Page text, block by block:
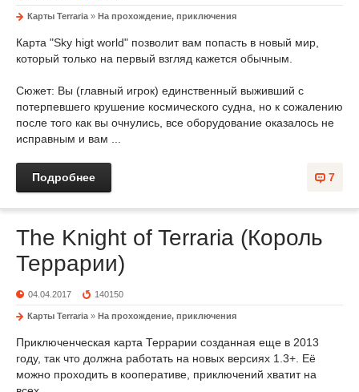
Карты Terraria » На прохождение, приключения
Карта "Sky higt world" позволит вам попасть в новый мир,
который только на первый взгляд кажется обычным.
Сюжет: Вы (главный игрок) единственный выживший с
потерпевшего крушение космического судна, но к сожалению
после того как вы очнулись, все оборудование оказалось не
исправным и вам ...
7
Подробнее
The Knight of Terraria (Король
Террарии)
04.04.2017 140150
Карты Terraria » На прохождение, приключения
Приключенческая карта Террарии созданная еще в 2013
году, так что должна работать на новых версиях 1.3+. Её
можно проходить в кооперативе, приключений хватит на